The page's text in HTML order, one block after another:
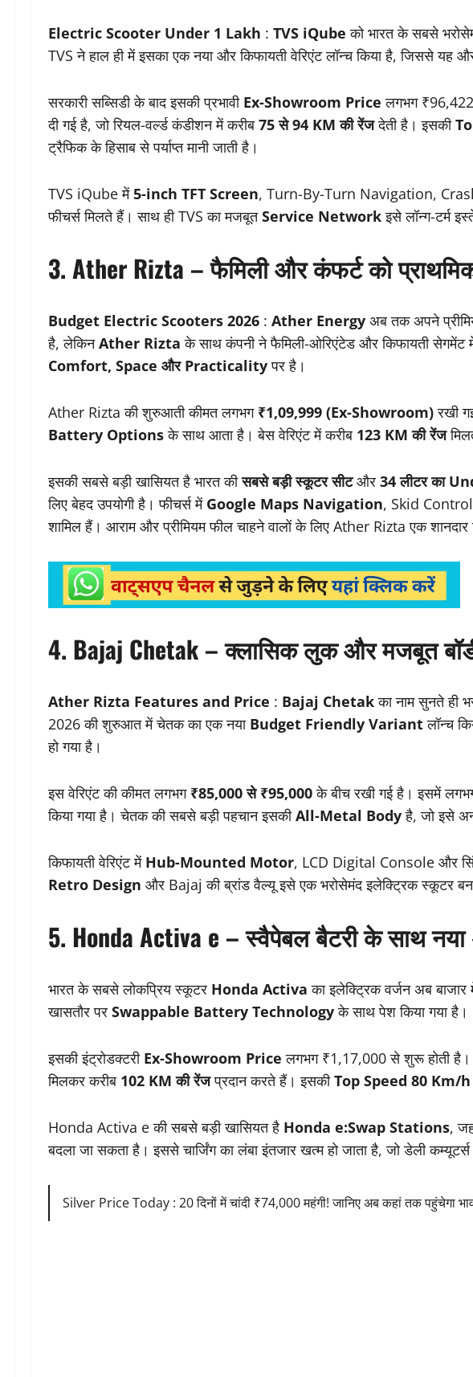
Electric Scooter Under 1 Lakh : TVS iQube को भारत के सबसे
TVS ने हाल ही में इसका एक नया और किफायती वेरिएंट लॉन्च किया है, जिससे यह
सरकारी सब्सिडी के बाद इसकी प्रभावी Ex-Showroom Price लगभग
दी गई है, जो रियल-वर्ल्ड कंडीशन में करीब 75 से 94 KM की रेंजदेती है। इसकी
ट्रैफिक के हिसाब से पर्याप्त मानी जाती है।
TVS iQube में5-inch TFT Screen, Turn-By-Turn Navigation,
फीचर्स मिलते हैं। साथ ही TVS का मजबूतService Networkइसे लॉन्ग-टर्म
3. Ather Rizta – फैमिली और कंफर्ट को
Budget Electric Scooters 2026 : Ather Energy अब तक अपने
है, लेकिनAther Rizta के साथ कंपनी ने फैमिली-ओरिएंटेड और किफायती
Comfort, Space और Practicalityपर है।
Ather Rizta की शुरुआती कीमत लगभग ₹1,09,999 (Ex-Showroom)रखी
Battery Optionsके साथ आता है। बेस वेरिएंट में करीब 123 KM की रेंज
इसकी सबसे बड़ी खासियत है भारत कीसबसे बड़ी स्कूटर सीटऔर 34 लीटर का
लिए बेहद उपयोगी है। फीचर्स में Google Maps Navigation, Skid
शामिल हैं। आराम और प्रीमियम फील चाहने वालों के लिए Ather Rizta एक शानदार
4. Bajaj Chetak – क्लासिक लुक और मजबूत
Ather Rizta Features and Price : Bajaj Chetakका नाम सुनते ही
2026 की शुरुआत में चेतक का एक नया Budget Friendly Variantलॉन्च
हो गया है।
इस वेरिएंट की कीमत लगभग ₹85,000 से ₹95,000के बीच रखी गई है। इसमें
किया गया है। चेतक की सबसे बड़ी पहचान इसकीAll-Metal Bodyहै, जो इसे
किफायती वेरिएंट में Hub-Mounted Motor, LCD Digital Console और
Retro Design और Bajaj की ब्रांड वैल्यू इसे एक भरोसेमंद इलेक्ट्रिक स्कूटर
5. Honda Activa e – स्वैपेबल बैटरी के साथ
भारत के सबसे लोकप्रिय स्कूटर Honda Activa का इलेक्ट्रिक वर्जन अब
खासतौर पर Swappable Battery Technologyके साथ पेश किया गया है।
इसकी इंट्रोडक्टरी Ex-Showroom Price लगभग ₹1,17,000 से शुरू होती है।
मिलकर करीब 102 KM की रेंजप्रदान करते हैं। इसकीTop Speed 80 Km/h
Honda Activa e की सबसे बड़ी खासियत है Honda e:Swap Stations,
बदला जा सकता है। इससे चार्जिंग का लंबा इंतजार खत्म हो जाता है, जो डेली
Silver Price Today : 20 दिनों में चांदी ₹74,000 महंगी! जानिए अब कहां तक पहुंचेगा